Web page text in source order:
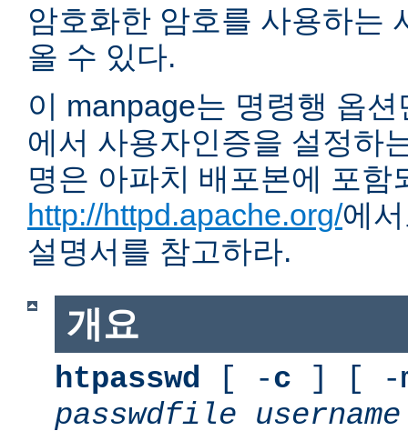
암호화한 암호를 사용하는
올 수 있다.
이 manpage는 명령행 옵
에서 사용자인증을 설정하
명은 아파치 배포본에 포함
http://httpd.apache.org/에
설명서를 참고하라.
개요
htpasswd [ -c ] [ -
passwdfile
username